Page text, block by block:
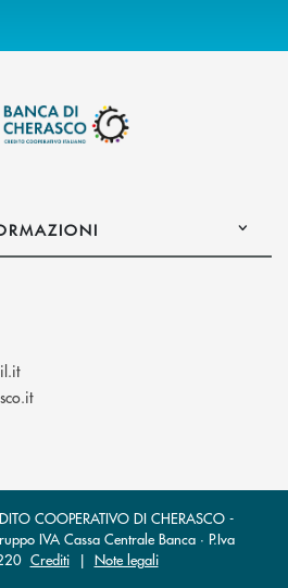
(si apre l’app di posta elettronica)
(si apre l’app di posta elettronica)
COOPERATIVO DI CHERASCO -
IVA Cassa Centrale Banca · P.Iva
Crediti| Note legali